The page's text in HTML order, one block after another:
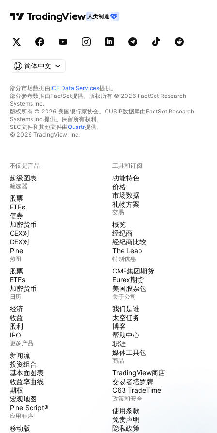
人类制造
简体中文
部分市场数据由ICE Data Services提供。
部分参考数据由FactSet提供。版权所有 © 2026 FactSet Research
Systems Inc.
版权所有 © 2026 美国银行家协会。CUSIP数据库由FactSet Research
Systems Inc.提供。保留所有权利。
SEC文件和其他文件由Quartr提供。
© 2026 TradingView, Inc.
不仅是产品
超级图表
筛选器
股票
ETFs
债券
加密货币
CEX对
DEX对
Pine
热图
股票
ETFs
加密货币
日历
经济
收益
股利
IPO
更多产品
新闻流
投资组合
基本面图表
收益率曲线
期权
宏观地图
Pine Script®
应用程序
移动版
工具和订阅
功能特色
价格
市场数据
礼物方案
交易
概览
经纪商
经纪商比较
The Leap
特别优惠
CME集团期货
Eurex期货
美国股票包
关于公司
我们是谁
太空任务
博客
帮助中心
职涯
媒体工具包
商品
TradingView商店
交易者塔罗牌
C63 TradeTime
政策和安全
使用条款
免责声明
隐私政策